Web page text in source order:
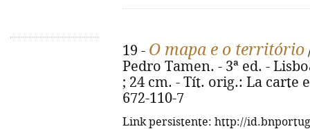
19 - O mapa e o território
Pedro Tamen. - 3ª ed. -
; 24 cm. - Tít. orig.: La carte
672-110-7
Link persistente: http://